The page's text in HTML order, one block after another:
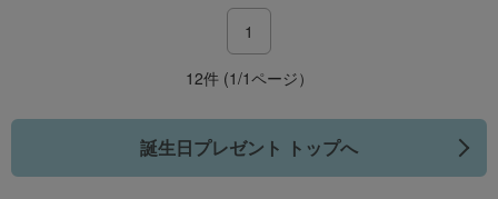
1
12件 (1/1ページ）
誕生日プレゼント トップへ